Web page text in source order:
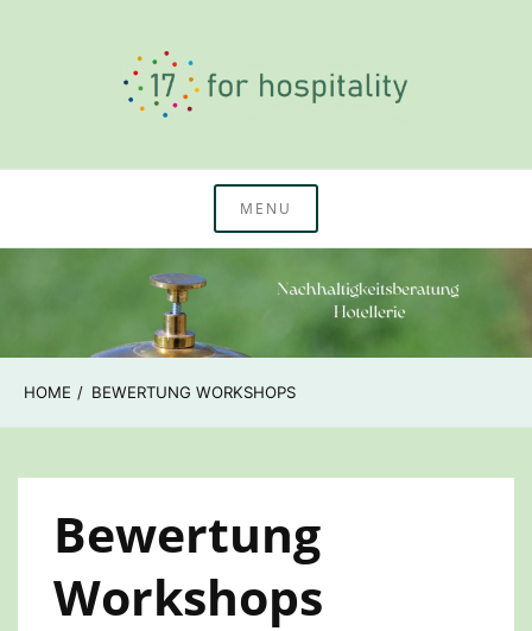
17 for hospitality
MENU
HOME BEWERTUNG WORKSHOPS
Bewertung
Workshops